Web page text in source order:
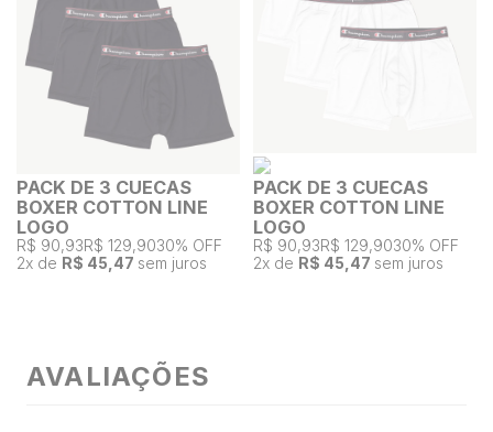
PACK DE 3 CUECAS
BOXER COTTON LINE
LOGO
R$ 90,93R$ 129,9030% OFF
2x de R$ 45,47 sem juros
PACK DE 3 CUECAS
BOXER COTTON LINE
LOGO
R$ 90,93R$ 129,9030% OFF
2x de R$ 45,47 sem juros
AVALIAÇÕES